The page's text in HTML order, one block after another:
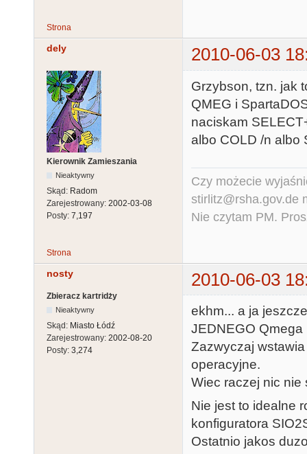
Strona
dely 2010-06-03
Kierownik Zamieszania
Nieaktywny
Skąd: Radom
Zarejestrowany: 2002-03-08
Posty: 7,197
Grzybson, tzn. jak
QMEG i
naciskam
albo COLD /n albo
Czy możecie
stirlitz@rsha.gov.de
Nie czytam PM.
Strona
nosty 2010-06-03
Zbieracz kartridży
Nieaktywny
Skąd: Miasto Łódź
Zarejestrowany: 2002-08-20
Posty: 3,274
ekhm... a ja
JEDNEGO Qmega
Zazwyczaj
operacyjne.
Wiec raczej nic nie
Nie jest to idealne
konfiguratora
Ostatnio jakos